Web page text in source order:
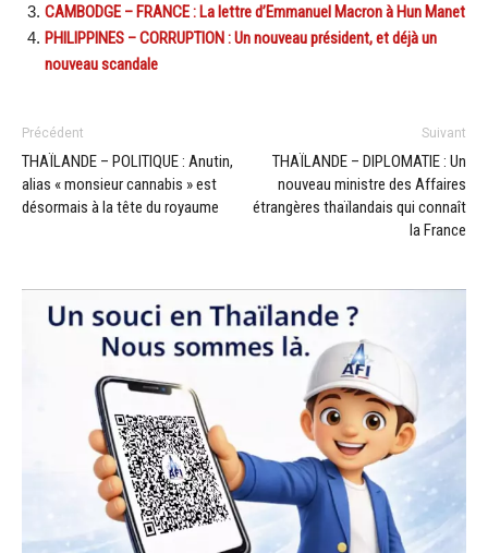
CAMBODGE – FRANCE : La lettre d’Emmanuel Macron à Hun Manet
PHILIPPINES – CORRUPTION : Un nouveau président, et déjà un
nouveau scandale
Précédent
THAÏLANDE – POLITIQUE : Anutin,
alias « monsieur cannabis » est
désormais à la tête du royaume
Suivant
THAÏLANDE – DIPLOMATIE : Un
nouveau ministre des Affaires
étrangères thaïlandais qui connaît
la France